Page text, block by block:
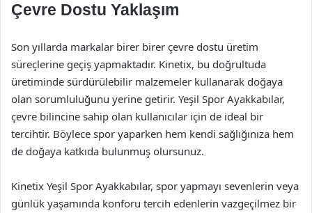
Çevre Dostu Yaklaşım
Son yıllarda markalar birer birer çevre dostu üretim
süreçlerine geçiş yapmaktadır. Kinetix, bu doğrultuda
üretiminde sürdürülebilir malzemeler kullanarak doğaya
olan sorumluluğunu yerine getirir. Yeşil Spor Ayakkabılar,
çevre bilincine sahip olan kullanıcılar için de ideal bir
tercihtir. Böylece spor yaparken hem kendi sağlığınıza hem
de doğaya katkıda bulunmuş olursunuz.
Kinetix Yeşil Spor Ayakkabılar, spor yapmayı sevenlerin veya
günlük yaşamında konforu tercih edenlerin vazgeçilmez bir